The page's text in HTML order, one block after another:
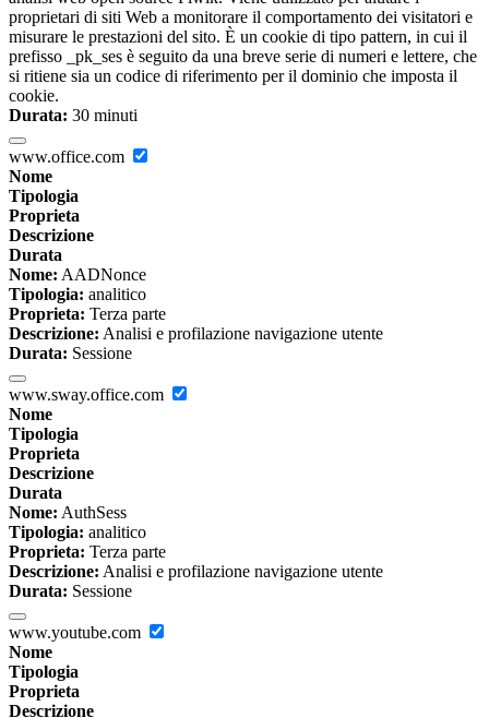
proprietari di siti Web a monitorare il comportamento dei visitatori e
misurare le prestazioni del sito. È un cookie di tipo pattern, in cui il
prefisso _pk_ses è seguito da una breve serie di numeri e lettere, che
si ritiene sia un codice di riferimento per il dominio che imposta il
cookie.
Durata: 30 minuti
www.office.com
Nome
Tipologia
Proprieta
Descrizione
Durata
Nome: AADNonce
Tipologia: analitico
Proprieta: Terza parte
Descrizione: Analisi e profilazione navigazione utente
Durata: Sessione
www.sway.office.com
Nome
Tipologia
Proprieta
Descrizione
Durata
Nome: AuthSess
Tipologia: analitico
Proprieta: Terza parte
Descrizione: Analisi e profilazione navigazione utente
Durata: Sessione
www.youtube.com
Nome
Tipologia
Proprieta
Descrizione